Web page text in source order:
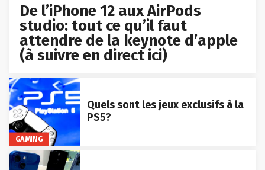
De l’iPhone 12 aux AirPods
studio: tout ce qu’il faut
attendre de la keynote d’apple
(à suivre en direct ici)
GAMING
Quels sont les jeux exclusifs à la
PS5?